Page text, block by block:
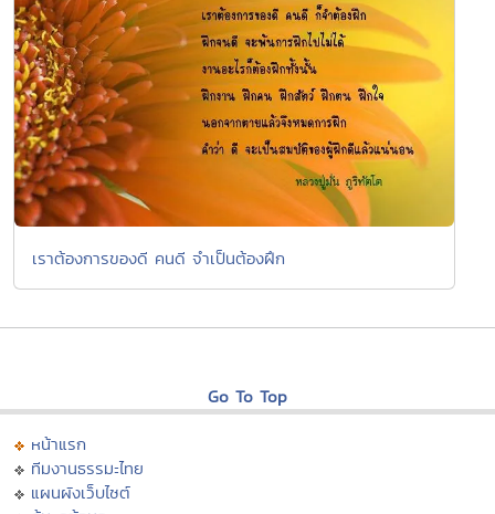
เราต้องการของดี คนดี จำเป็นต้องฝึก
Go To Top
หน้าแรก
ทีมงานธรรมะไทย
แผนผังเว็บไซต์